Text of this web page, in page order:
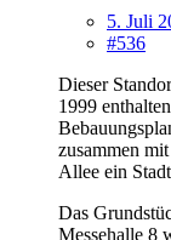
5. Juli
#536
Dieser
1999
zusammen
Allee ein
Das
Messehalle 8